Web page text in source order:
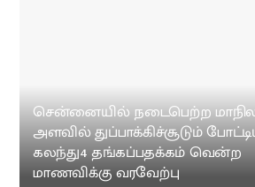
சென்னையில் நடைபெற்ற
அளவில் துப்பாக்கிச்சூடும்
கலந்து4 தங்கப்பதக்கம் வென்ற
மாணவிக்கு வரவேற்பு